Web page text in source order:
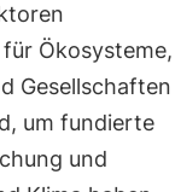
Ökosysteme,
Gesellschaften
um fundierte
und